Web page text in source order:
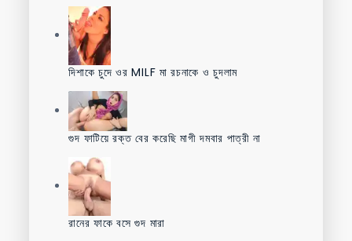
দিশাকে চুদে ওর MILF মা রচনাকে ও চুদলাম
গুদ ফাটিয়ে রক্ত বের করেছি মাগী দমবার পাত্রী না
রানের ফাকে বসে গুদ মারা